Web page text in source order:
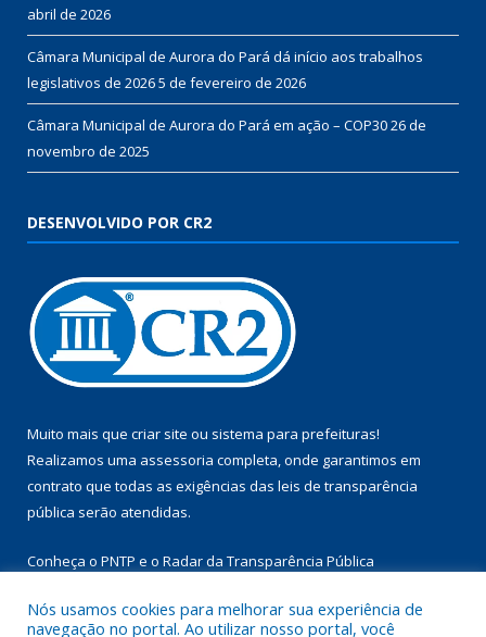
abril de 2026
Câmara Municipal de Aurora do Pará dá início aos trabalhos
legislativos de 20265 de fevereiro de 2026
Câmara Municipal de Aurora do Pará em ação – COP3026 de
novembro de 2025
DESENVOLVIDO POR CR2
Muito mais que criar site ou sistema para prefeituras!
Realizamos uma assessoria completa, onde garantimos em
contrato que todas as exigências das leis de transparência
pública serão atendidas.
Conheça o PNTP e o Radar da Transparência Pública
Nós usamos cookies para melhorar sua experiência de
navegação no portal. Ao utilizar nosso portal, você